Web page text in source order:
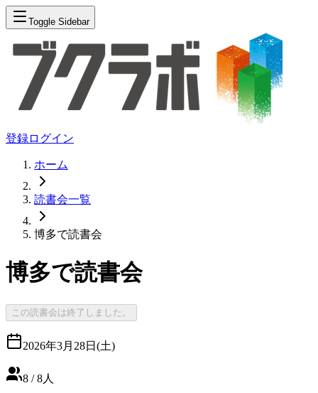
Toggle Sidebar
登録ログイン
ホーム
読書会一覧
博多で読書会
博多で読書会
この読書会は終了しました。
2026年3月28日(土)
8 /8人